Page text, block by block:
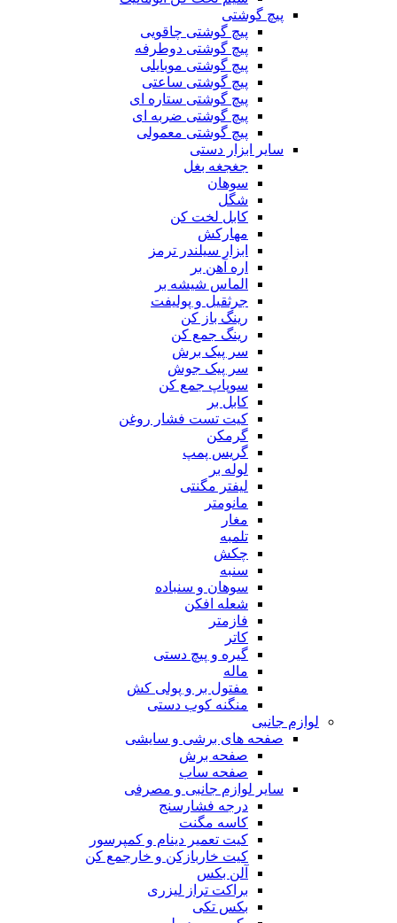
پیچ گوشتی
پیچ گوشتی چاقویی
پیچ گوشتی دوطرفه
پیچ گوشتی موبایلی
پیچ گوشتی ساعتی
پیچ گوشتی ستاره ای
پیچ گوشتی ضربه ای
پیچ گوشتی معمولی
سایر ابزار دستی
جغجغه بغل
سوهان
شگل
کابل لخت کن
مهارکش
ابزار سیلندر ترمز
اره آهن بر
الماس شیشه بر
جرثقیل و پولیفت
رینگ باز کن
رینگ جمع کن
سر پیک برش
سر پیک جوش
سوپاپ جمع کن
کابل بر
کیت تست فشار روغن
گرمکن
گریس پمپ
لوله بر
لیفتر مگنتی
مانومتر
مغار
تلمبه
چکش
سنبه
سوهان و سنباده
شعله افکن
فازمتر
کاتر
گیره و پیچ دستی
ماله
مفتول بر و پولی کش
منگنه کوب دستی
لوازم جانبی
صفحه های برشی و سایشی
صفحه برش
صفحه ساب
سایر لوازم جانبی و مصرفی
درجه فشارسنج
کاسه مگنت
کیت تعمیر دینام و کمپرسور
کیت خاربازکن و خارجمع کن
آلن بکس
براکت تراز لیزری
بکس تکی